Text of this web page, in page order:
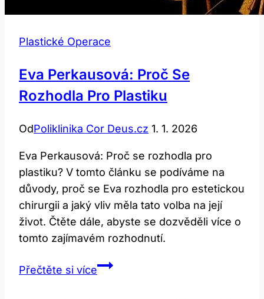
Plastické Operace
Eva Perkausová: Proč Se
Rozhodla Pro Plastiku
OdPoliklinika Cor Deus.cz 1. 1. 2026
Eva Perkausová: Proč se rozhodla pro
plastiku? V tomto článku se podíváme na
důvody, proč se Eva rozhodla pro estetickou
chirurgii a jaký vliv měla tato volba na její
život. Čtěte dále, abyste se dozvěděli více o
tomto zajímavém rozhodnutí.
Přečtěte si víceEva